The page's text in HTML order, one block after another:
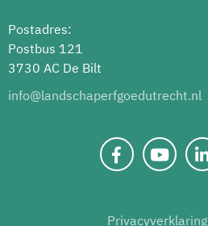
Postadres:
Postbus 121
3730 AC De Bilt
info@landschaperfgoedutrecht.nl
Privacyverklaring